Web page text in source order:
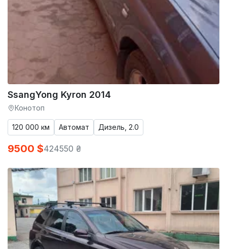
SsangYong Kyron 2014
Конотоп
120 000 км Автомат Дизель, 2.0
9500 $424550 ₴